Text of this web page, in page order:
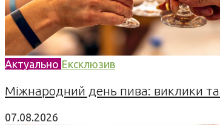
Актуально Ексклюзив
Міжнародний день пива: виклики та
07.08.2026